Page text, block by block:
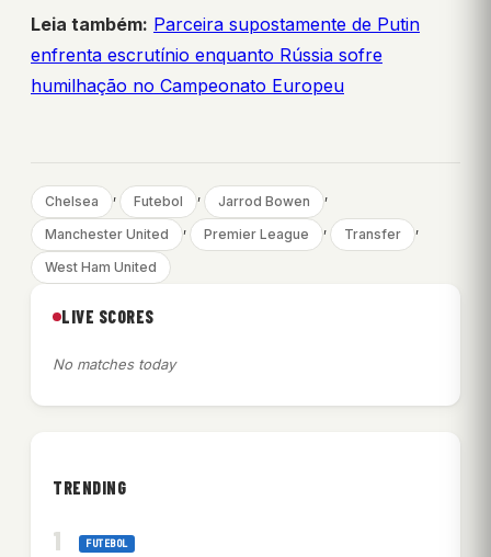
Leia também: Parceira supostamente de Putin
enfrenta escrutínio enquanto Rússia sofre
humilhação no Campeonato Europeu
Chelsea , Futebol , Jarrod Bowen ,
Manchester United , Premier League , Transfer ,
West Ham United
LIVE SCORES
No matches today
TRENDING
FUTEBOL